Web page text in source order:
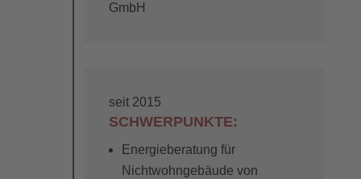
GmbH
seit 2015
SCHWERPUNKTE:
Energieberatung für
Nichtwohngebäude von